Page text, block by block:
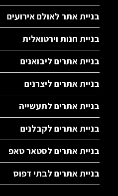
בניית אתר לאולם אירועים
בניית חנות וירטואלית
בניית אתרים ליבואנים
בניית אתרים ליצרנים
בניית אתרים לתעשייה
בניית אתרים לקבלנים
בניית אתרים לסטאר טאפ
בניית אתרים לבתי דפוס